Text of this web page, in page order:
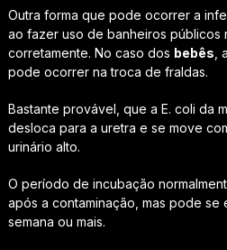
Outra forma que pode ocorrer a
ao fazer uso de banheiros públicos
corretamente. No caso dos bebês
pode ocorrer na troca de fraldas.
Bastante provável, que a E. coli da
desloca para a uretra e se move
urinário alto.
O período de incubação
após a contaminação, mas pode se
semana ou mais.